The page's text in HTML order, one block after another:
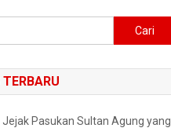
untuk:
Pasukan Sultan Agung yang